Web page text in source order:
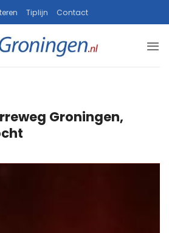
Tiplijn Contact
Groningen,